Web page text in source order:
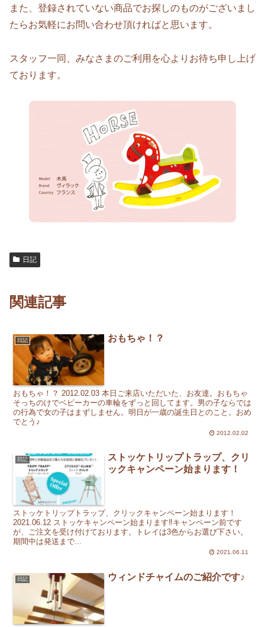
また、登録されていない商品でお探しのものがございまし
たらお気軽にお問い合わせ頂ければと思います。
スタッフ一同、みなさまのご利用を心よりお待ち申し上げ
ております。
日記
関連記事
日記 おもちゃ！？
おもちゃ！？ 2012.02.03 本日ご来店いただいた、お友達。おもちゃ
そっちのけでベビーカーの車輪をずっと回してます。男の子ならでは
の行為で女の子はまずしません。明日が一歳の誕生日とのこと。おめ
でとう♪
2012.02.02
日記
ストッケトリップトラップ、クリ
ックキャンペーン始まります！
ストッケトリップトラップ、クリックキャンペーン始まります！
2021.06.12 ストッケキャンペーン始まります‼︎キャンペーン前です
が、ご注文を受け付けております。トレイは3色からお選び下さい。
期間中は発送まで...
2021.06.11
日記 ウィンドチャイムのご紹介です♪